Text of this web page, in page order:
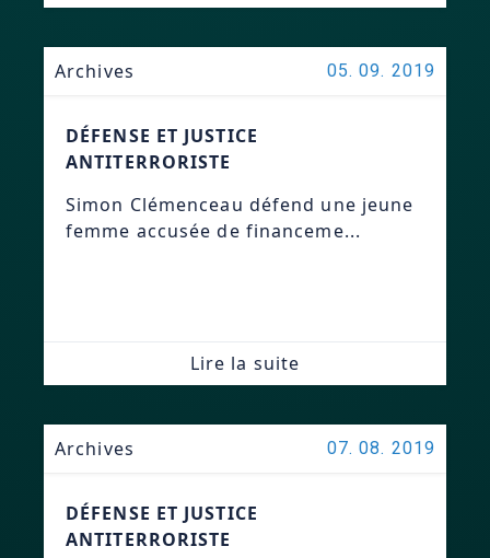
Archives 05. 09. 2019
DÉFENSE ET JUSTICE
ANTITERRORISTE
Simon Clémenceau défend une jeune
femme accusée de financeme...
Lire la suite
Archives 07. 08. 2019
DÉFENSE ET JUSTICE
ANTITERRORISTE